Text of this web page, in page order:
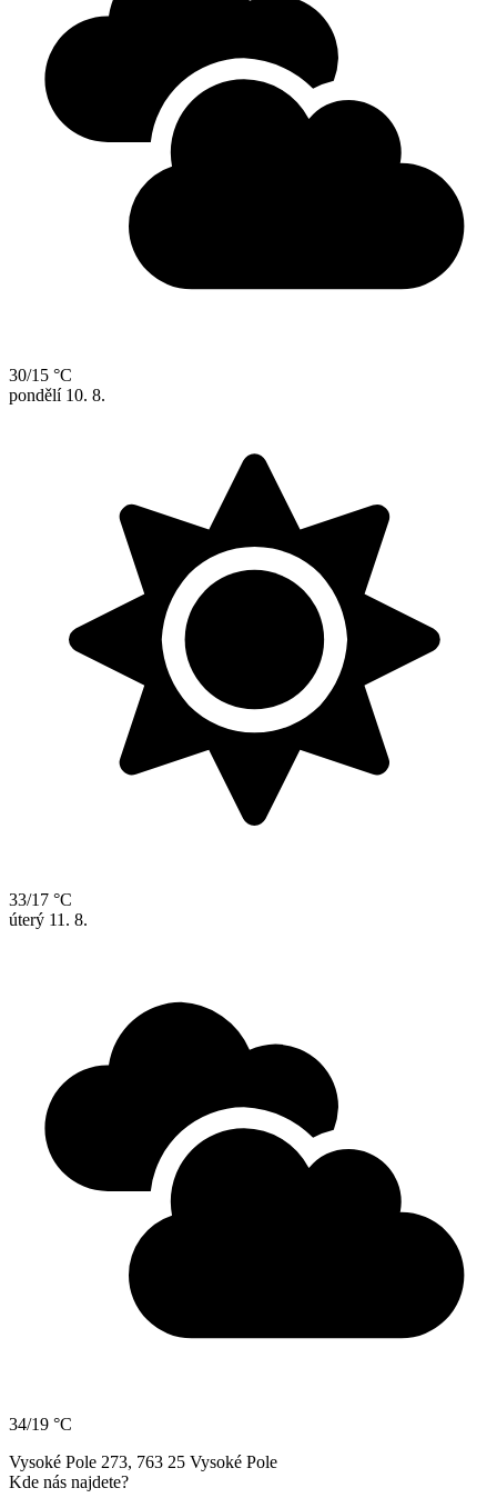
30/15 °C
pondělí 10. 8.
33/17 °C
úterý 11. 8.
34/19 °C
Vysoké Pole 273, 763 25 Vysoké Pole
Kde nás najdete?